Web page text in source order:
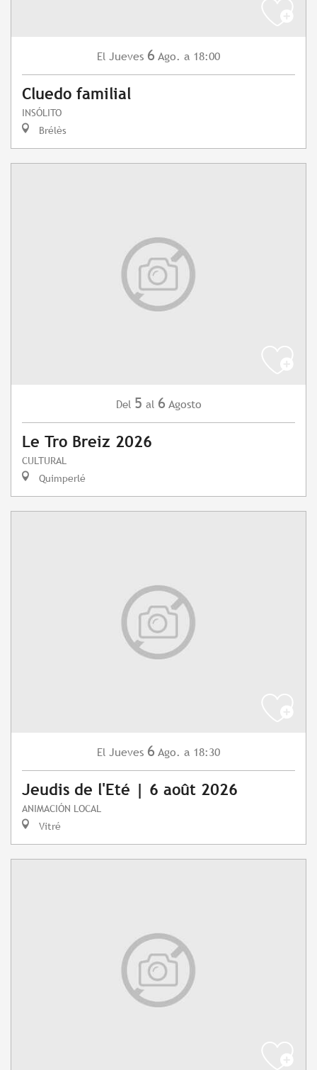
El Jueves 6 Ago. a 18:00
Cluedo familial
INSÓLITO
Brélès
Del 5 al 6 Agosto
Le Tro Breiz 2026
CULTURAL
Quimperlé
El Jueves 6 Ago. a 18:30
Jeudis de l'Eté | 6 août 2026
ANIMACIÓN LOCAL
Vitré